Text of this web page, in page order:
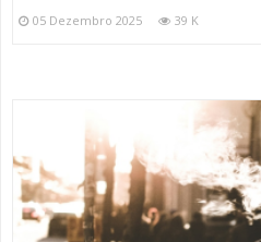
05 Dezembro 2025 39 K